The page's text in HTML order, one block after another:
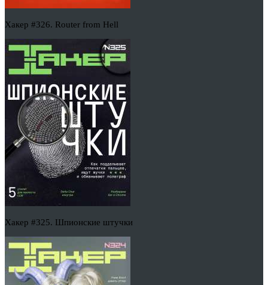
Хакер #326. Router from Hell
Хакер #325. Шпионские штучки